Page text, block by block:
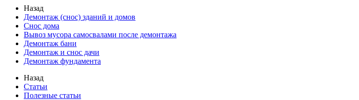
Назад
Демонтаж (снос) зданий и домов
Снос дома
Вывоз мусора самосвалами после демонтажа
Демонтаж бани
Демонтаж и снос дачи
Демонтаж фундамента
Назад
Статьи
Полезные статьи